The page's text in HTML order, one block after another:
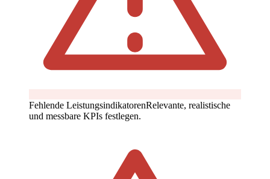
Fehlende LeistungsindikatorenRelevante, realistische
und messbare KPIs festlegen.